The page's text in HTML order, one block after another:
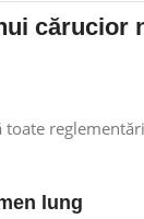
cărucior
lung